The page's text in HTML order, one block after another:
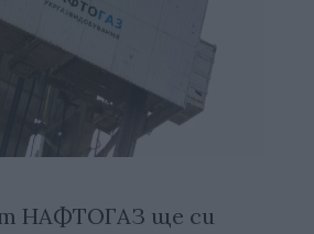
НАФТОГАЗ ще си